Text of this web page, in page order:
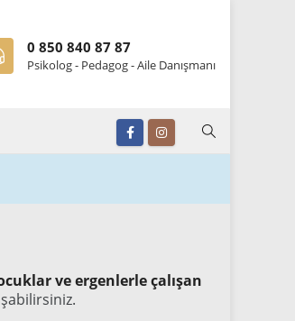
0 850 840 87 87
Psikolog - Pedagog - Aile Danışmanı
ve ergenlerle çalışan